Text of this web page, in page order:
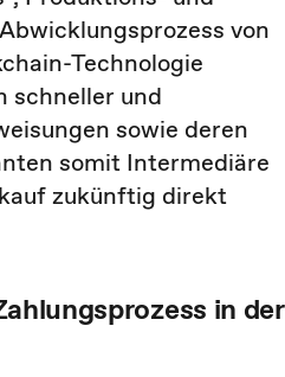
von
Technologie
schneller und
sowie deren
somit Intermediäre
zukünftig direkt
in der